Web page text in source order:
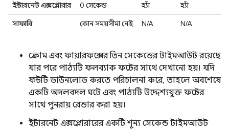
ইন্টারনেট এক্সপ্লোরার
0 সেকেন্ড হ্যাঁ
হ্যাঁ
সাফারি
কোন সময়সীমা নেই N/A N/A
ক্রোম এবং ফায়ারফক্সের তিন সেকেন্ডের টাইমআউট রয়েছে
যার পরে পাঠ্যটি ফলব্যাক ফন্টের সাথে দেখানো হয়। যদি
ফন্টটি ডাউনলোড করতে পরিচালনা করে, তাহলে অবশেষে
একটি অদলবদল ঘটে এবং পাঠ্যটি উদ্দেশ্যযুক্ত ফন্টের
সাথে পুনরায় রেন্ডার করা হয়।
ইন্টারনেট এক্সপ্লোরারের একটি শূন্য সেকেন্ড টাইমআউট